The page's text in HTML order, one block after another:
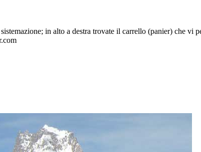
in alto a destra trovate il carrello (panier) che vi